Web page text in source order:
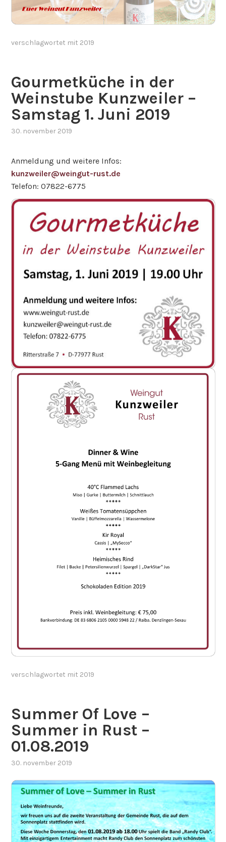
verschlagwortet mit 2019
Gourmetküche in der
Weinstube Kunzweiler –
Samstag 1. Juni 2019
30. november 2019
Anmeldung und weitere Infos:
kunzweiler@weingut-rust.de
Telefon: 07822-6775
verschlagwortet mit 2019
Summer Of Love –
Summer in Rust –
01.08.2019
30. november 2019